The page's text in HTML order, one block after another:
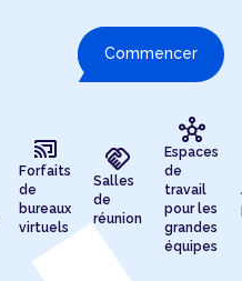
Commencer
cast_connected
Forfaits
de
bureaux
virtuels
handshake
Salles
de
réunion
hub
Espaces
de
travail
pour les
grandes
équipes